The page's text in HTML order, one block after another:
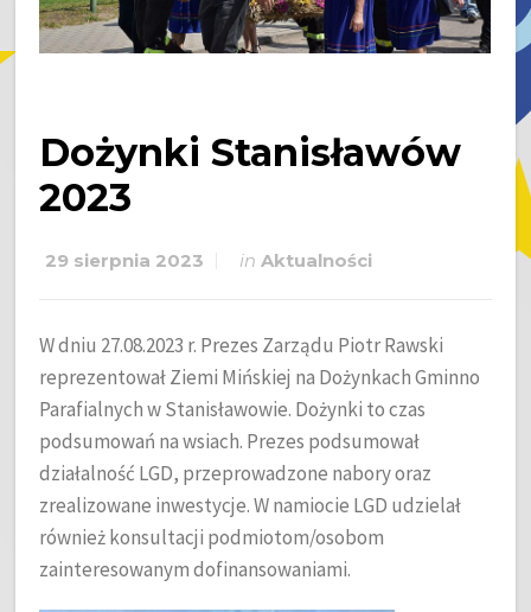
Dożynki Stanisławów
2023
29 sierpnia 2023 inAktualności
W dniu 27.08.2023 r. Prezes Zarządu Piotr Rawski
reprezentował Ziemi Mińskiej na Dożynkach Gminno
Parafialnych w Stanisławowie. Dożynki to czas
podsumowań na wsiach. Prezes podsumował
działalność LGD, przeprowadzone nabory oraz
zrealizowane inwestycje. W namiocie LGD udzielał
również konsultacji podmiotom/osobom
zainteresowanym dofinansowaniami.